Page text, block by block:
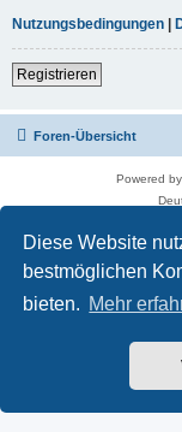
Diese Website
bestmöglichen
bieten. Mehr
Nutzungsbedingungen |
Registrieren
Foren-Übersicht
Powered by